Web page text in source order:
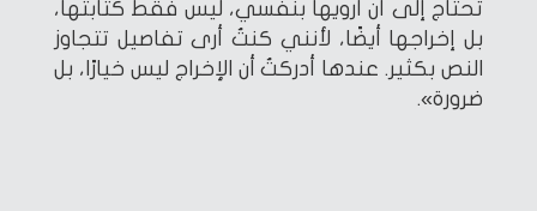
تحتاج إلى أن أرويها بنفسي، ليس فقط كتابتها،
بل إخراجها أيضًا، لأنني كنتُ أرى تفاصيل تتجاوز
النص بكثير. عندها أدركتُ أن الإخراج ليس خيارًا، بل
ضرورة».